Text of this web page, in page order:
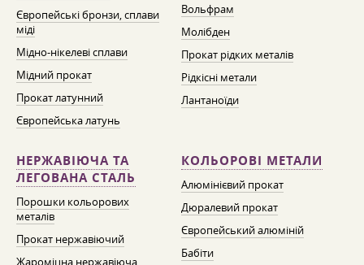
Європейські бронзи, сплави
міді
Мідно-нікелеві сплави
Мідний прокат
Прокат латунний
Європейська латунь
Вольфрам
Молібден
Прокат рідких металів
Рідкісні метали
Лантаноїди
НЕРЖАВІЮЧА ТА
ЛЕГОВАНА СТАЛЬ
Порошки кольорових
металів
Прокат нержавіючий
Жароміцна нержавіюча
КОЛЬОРОВІ МЕТАЛИ
Алюмінієвий прокат
Дюралевий прокат
Європейський алюміній
Бабіти